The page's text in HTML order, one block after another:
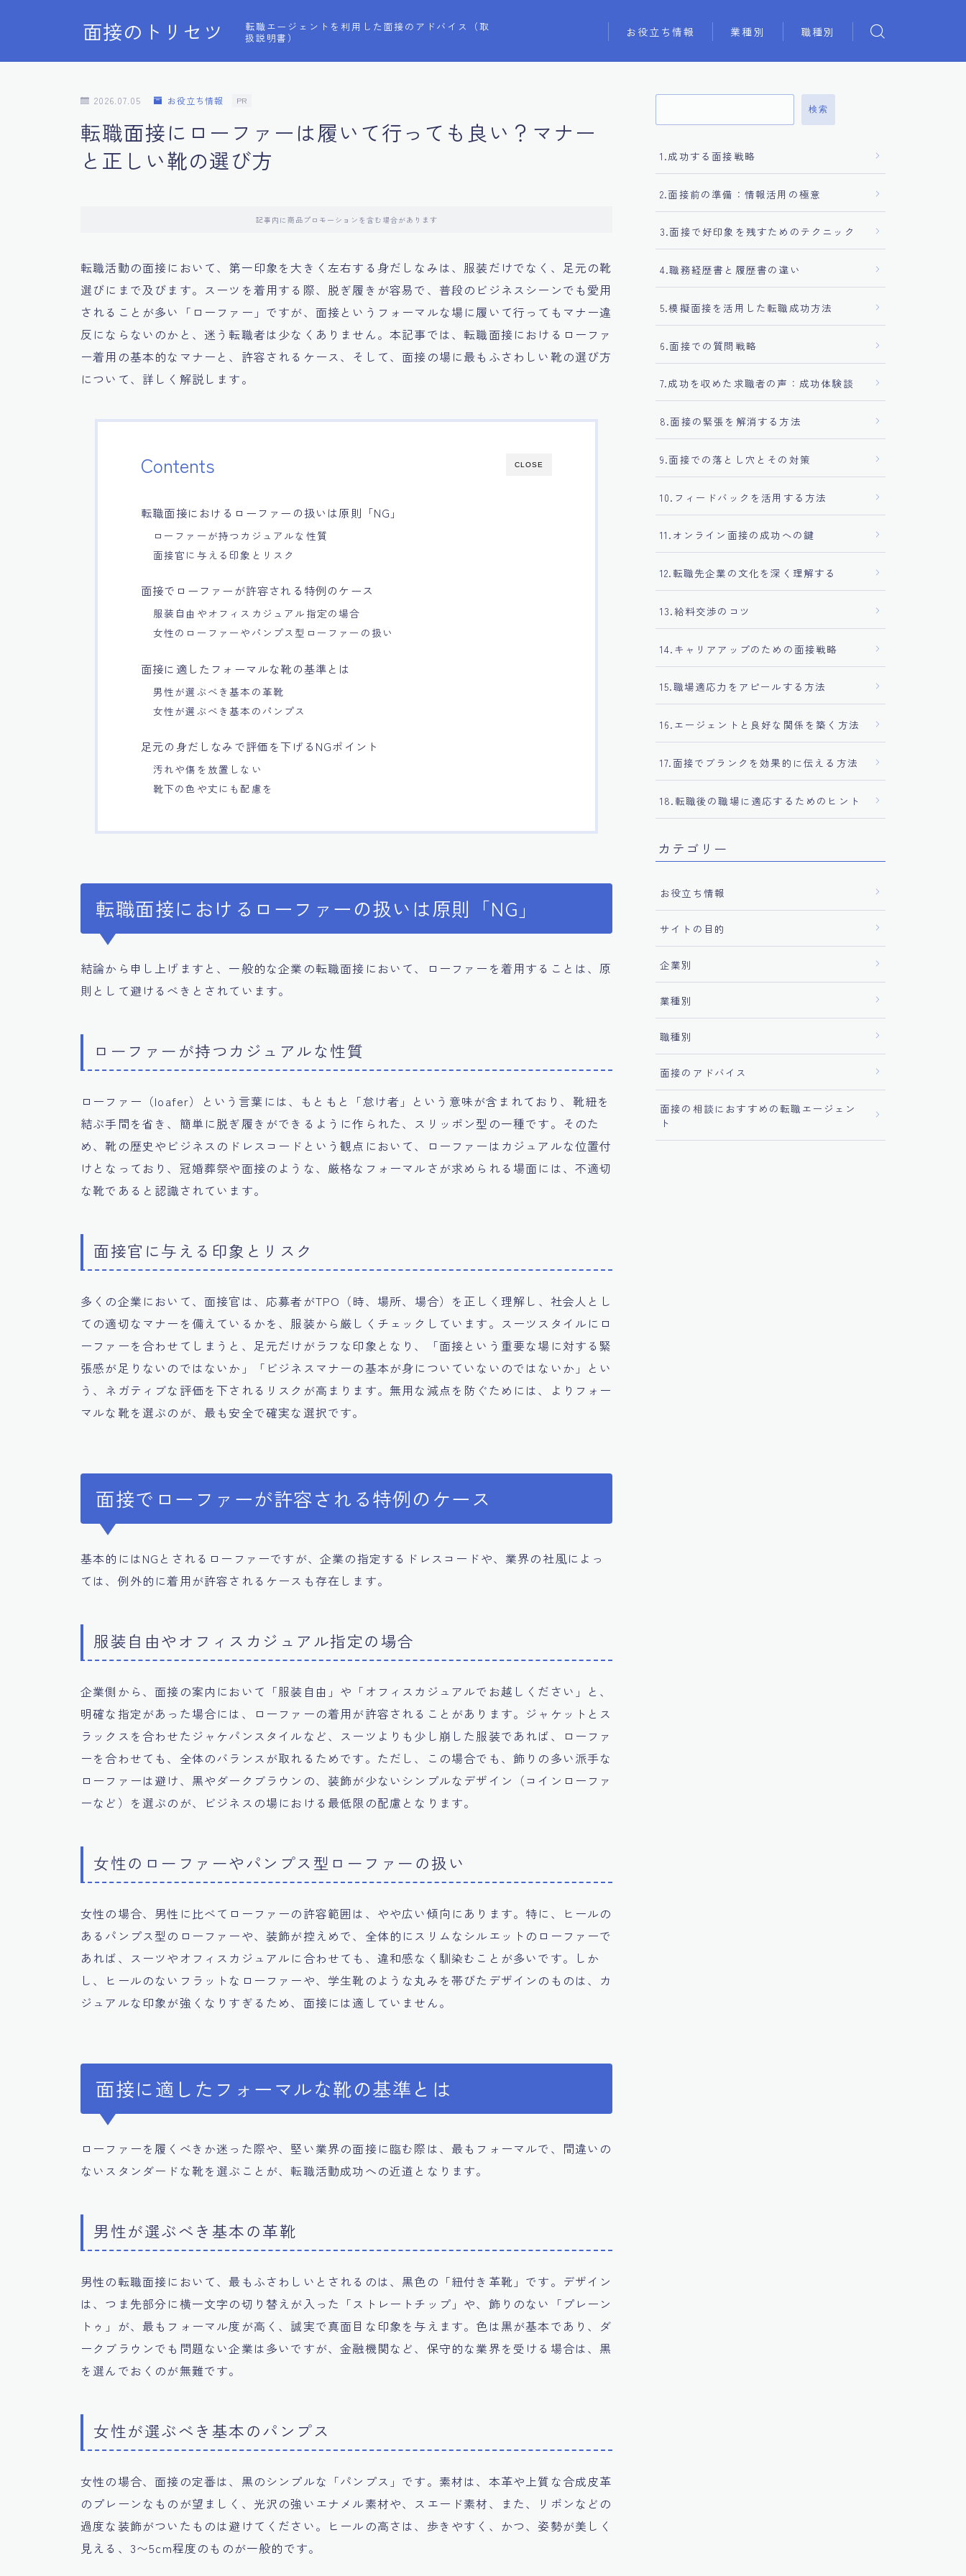
面接のトリセツ
転職エージェントを利用した面接のアドバイス（取
扱説明書）
お役立ち情報 業種別 職種別
2026.07.05 お役立ち情報 PR
転職面接にローファーは履いて行っても良い？マナー
と正しい靴の選び方
記事内に商品プロモーションを含む場合があります
転職活動の面接において、第一印象を大きく左右する身だしなみは、服装だけでなく、足元の靴
選びにまで及びます。スーツを着用する際、脱ぎ履きが容易で、普段のビジネスシーンでも愛用
されることが多い「ローファー」ですが、面接というフォーマルな場に履いて行ってもマナー違
反にならないのかと、迷う転職者は少なくありません。本記事では、転職面接におけるローファ
ー着用の基本的なマナーと、許容されるケース、そして、面接の場に最もふさわしい靴の選び方
について、詳しく解説します。
CLOSE
Contents
転職面接におけるローファーの扱いは原則「NG」
ローファーが持つカジュアルな性質
面接官に与える印象とリスク
面接でローファーが許容される特例のケース
服装自由やオフィスカジュアル指定の場合
女性のローファーやパンプス型ローファーの扱い
面接に適したフォーマルな靴の基準とは
男性が選ぶべき基本の革靴
女性が選ぶべき基本のパンプス
足元の身だしなみで評価を下げるNGポイント
汚れや傷を放置しない
靴下の色や丈にも配慮を
転職面接におけるローファーの扱いは原則「NG」
結論から申し上げますと、一般的な企業の転職面接において、ローファーを着用することは、原
則として避けるべきとされています。
ローファーが持つカジュアルな性質
ローファー（loafer）という言葉には、もともと「怠け者」という意味が含まれており、靴紐を
結ぶ手間を省き、簡単に脱ぎ履きができるように作られた、スリッポン型の一種です。そのた
め、靴の歴史やビジネスのドレスコードという観点において、ローファーはカジュアルな位置付
けとなっており、冠婚葬祭や面接のような、厳格なフォーマルさが求められる場面には、不適切
な靴であると認識されています。
面接官に与える印象とリスク
多くの企業において、面接官は、応募者がTPO（時、場所、場合）を正しく理解し、社会人とし
ての適切なマナーを備えているかを、服装から厳しくチェックしています。スーツスタイルにロ
ーファーを合わせてしまうと、足元だけがラフな印象となり、「面接という重要な場に対する緊
張感が足りないのではないか」「ビジネスマナーの基本が身についていないのではないか」とい
う、ネガティブな評価を下されるリスクが高まります。無用な減点を防ぐためには、よりフォー
マルな靴を選ぶのが、最も安全で確実な選択です。
面接でローファーが許容される特例のケース
基本的にはNGとされるローファーですが、企業の指定するドレスコードや、業界の社風によっ
ては、例外的に着用が許容されるケースも存在します。
服装自由やオフィスカジュアル指定の場合
企業側から、面接の案内において「服装自由」や「オフィスカジュアルでお越しください」と、
明確な指定があった場合には、ローファーの着用が許容されることがあります。ジャケットとス
ラックスを合わせたジャケパンスタイルなど、スーツよりも少し崩した服装であれば、ローファ
ーを合わせても、全体のバランスが取れるためです。ただし、この場合でも、飾りの多い派手な
ローファーは避け、黒やダークブラウンの、装飾が少ないシンプルなデザイン（コインローファ
ーなど）を選ぶのが、ビジネスの場における最低限の配慮となります。
女性のローファーやパンプス型ローファーの扱い
女性の場合、男性に比べてローファーの許容範囲は、やや広い傾向にあります。特に、ヒールの
あるパンプス型のローファーや、装飾が控えめで、全体的にスリムなシルエットのローファーで
あれば、スーツやオフィスカジュアルに合わせても、違和感なく馴染むことが多いです。しか
し、ヒールのないフラットなローファーや、学生靴のような丸みを帯びたデザインのものは、カ
ジュアルな印象が強くなりすぎるため、面接には適していません。
面接に適したフォーマルな靴の基準とは
ローファーを履くべきか迷った際や、堅い業界の面接に臨む際は、最もフォーマルで、間違いの
ないスタンダードな靴を選ぶことが、転職活動成功への近道となります。
男性が選ぶべき基本の革靴
男性の転職面接において、最もふさわしいとされるのは、黒色の「紐付き革靴」です。デザイン
は、つま先部分に横一文字の切り替えが入った「ストレートチップ」や、飾りのない「プレーン
トゥ」が、最もフォーマル度が高く、誠実で真面目な印象を与えます。色は黒が基本であり、ダ
ークブラウンでも問題ない企業は多いですが、金融機関など、保守的な業界を受ける場合は、黒
を選んでおくのが無難です。
女性が選ぶべき基本のパンプス
女性の場合、面接の定番は、黒のシンプルな「パンプス」です。素材は、本革や上質な合成皮革
のプレーンなものが望ましく、光沢の強いエナメル素材や、スエード素材、また、リボンなどの
過度な装飾がついたものは避けてください。ヒールの高さは、歩きやすく、かつ、姿勢が美しく
見える、3〜5cm程度のものが一般的です。
検索
1.成功する面接戦略
2.面接前の準備：情報活用の極意
3.面接で好印象を残すためのテクニック
4.職務経歴書と履歴書の違い
5.模擬面接を活用した転職成功方法
6.面接での質問戦略
7.成功を収めた求職者の声：成功体験談
8.面接の緊張を解消する方法
9.面接での落とし穴とその対策
10.フィードバックを活用する方法
11.オンライン面接の成功への鍵
12.転職先企業の文化を深く理解する
13.給料交渉のコツ
14.キャリアアップのための面接戦略
15.職場適応力をアピールする方法
16.エージェントと良好な関係を築く方法
17.面接でブランクを効果的に伝える方法
18.転職後の職場に適応するためのヒント
カテゴリー
お役立ち情報
サイトの目的
企業別
業種別
職種別
面接のアドバイス
面接の相談におすすめの転職エージェン
ト